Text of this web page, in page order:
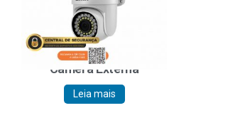
Câmera Externa
Leia mais